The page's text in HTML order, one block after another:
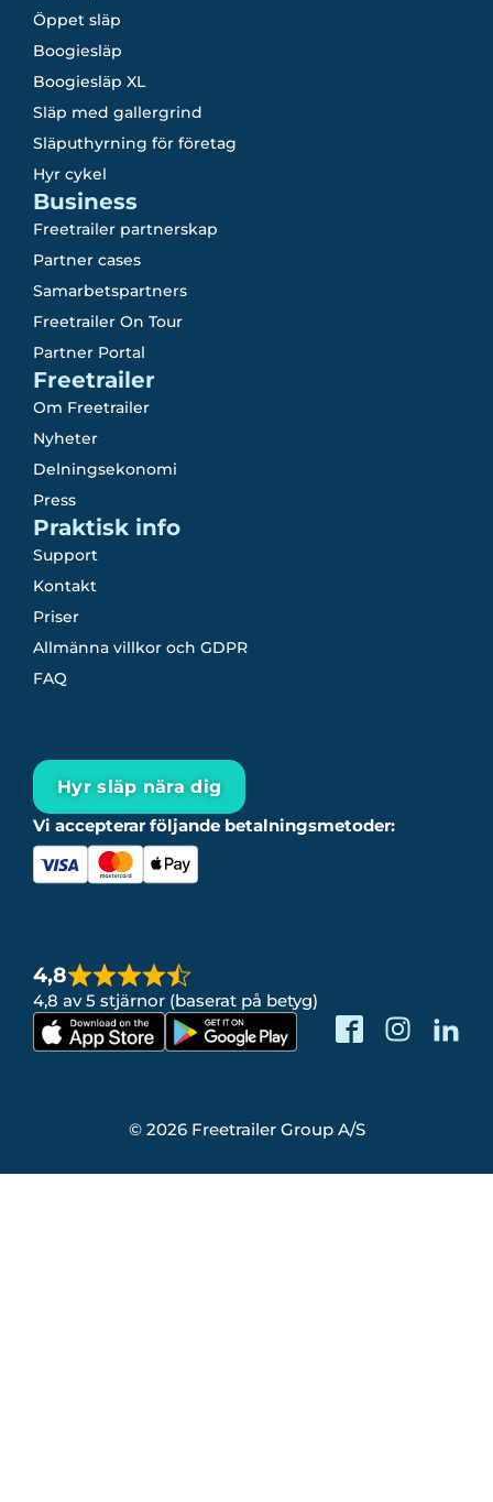
Öppet släp
Boogiesläp
Boogiesläp XL
Släp med gallergrind
Släputhyrning för företag
Hyr cykel
Business
Freetrailer partnerskap
Partner cases
Samarbetspartners
Freetrailer On Tour
Partner Portal
Freetrailer
Om Freetrailer
Nyheter
Delningsekonomi
Press
Praktisk info
Support
Kontakt
Priser
Allmänna villkor och GDPR
FAQ
Hyr släp nära dig
Vi accepterar följande betalningsmetoder:
4,8
4,8 av 5 stjärnor (baserat på betyg)
© 2026 Freetrailer Group A/S